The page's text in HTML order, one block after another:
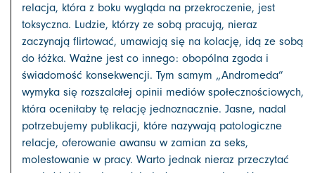
relacja, która z boku wygląda na przekroczenie, jest
toksyczna. Ludzie, którzy ze sobą pracują, nieraz
zaczynają flirtować, umawiają się na kolację, idą ze sobą
do łóżka. Ważne jest co innego: obopólna zgoda i
świadomość konsekwencji. Tym samym „Andromeda”
wymyka się rozszalałej opinii mediów społecznościowych,
która oceniłaby tę relację jednoznacznie. Jasne, nadal
potrzebujemy publikacji, które nazywają patologiczne
relacje, oferowanie awansu w zamian za seks,
molestowanie w pracy. Warto jednak nieraz przeczytać